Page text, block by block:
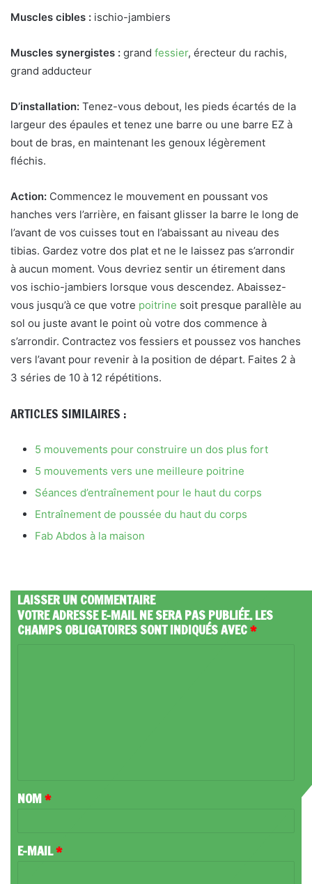
Muscles cibles : ischio-jambiers
Muscles synergistes : grand fessier, érecteur du rachis,
grand adducteur
D’installation: Tenez-vous debout, les pieds écartés de la
largeur des épaules et tenez une barre ou une barre EZ à
bout de bras, en maintenant les genoux légèrement
fléchis.
Action: Commencez le mouvement en poussant vos
hanches vers l’arrière, en faisant glisser la barre le long de
l’avant de vos cuisses tout en l’abaissant au niveau des
tibias. Gardez votre dos plat et ne le laissez pas s’arrondir
à aucun moment. Vous devriez sentir un étirement dans
vos ischio-jambiers lorsque vous descendez. Abaissez-
vous jusqu’à ce que votre poitrine soit presque parallèle au
sol ou juste avant le point où votre dos commence à
s’arrondir. Contractez vos fessiers et poussez vos hanches
vers l’avant pour revenir à la position de départ. Faites 2 à
3 séries de 10 à 12 répétitions.
ARTICLES SIMILAIRES :
5 mouvements pour construire un dos plus fort
5 mouvements vers une meilleure poitrine
Séances d’entraînement pour le haut du corps
Entraînement de poussée du haut du corps
Fab Abdos à la maison
LAISSER UN COMMENTAIRE
VOTRE ADRESSE E-MAIL NE SERA PAS PUBLIÉE.LES
CHAMPS OBLIGATOIRES SONT INDIQUÉS AVEC*
A
R
NOM*
E-MAIL*